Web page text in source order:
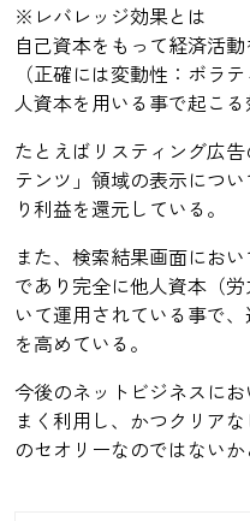
※レバレッジ効果とは
自己資本をもって経済活
（正確には変動性：ボラ
人資本を用いる事で起こる
たとえばリスティング広
テンツ」領域の表示につ
り利益を還元している。
また、検索結果画面にお
であり完全に他人資本（
いて運用されている事で
を高めている。
今後のネットビジネスに
まく利用し、かつクリア
のセオリーなのではないか